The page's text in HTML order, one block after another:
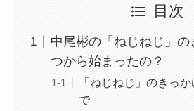
目次
中尾彬の「ねじねじ」の
つから始まったの？
「ねじねじ」のきっ
で